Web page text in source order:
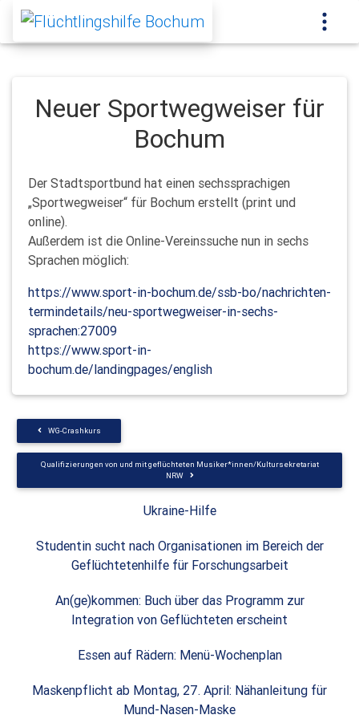
Neuer Sportwegweiser für
Bochum
Der Stadtsportbund hat einen sechssprachigen
„Sportwegweiser“ für Bochum erstellt (print und
online).
Außerdem ist die Online-Vereinssuche nun in sechs
Sprachen möglich:
https://www.sport-in-bochum.de/ssb-bo/nachrichten-
termindetails/neu-sportwegweiser-in-sechs-
sprachen:27009
https://www.sport-in-
bochum.de/landingpages/english
WG-Crashkurs
Qualifizierungen von und mit geflüchteten Musiker*innen/Kultursekretariat
NRW
Ukraine-Hilfe
Studentin sucht nach Organisationen im Bereich der
Geflüchtetenhilfe für Forschungsarbeit
An(ge)kommen: Buch über das Programm zur
Integration von Geflüchteten erscheint
Essen auf Rädern: Menü-Wochenplan
Maskenpflicht ab Montag, 27. April: Nähanleitung für
Mund-Nasen-Maske